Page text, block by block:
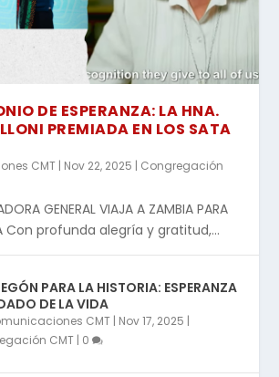
DE ESPERANZA: LA HNA.
PREMIADA EN LOS SATA
CMT | Nov 22, 2025 | Congregación
GENERAL VIAJA A ZAMBIA PARA
Con profunda alegría y gratitud,...
PARA LA HISTORIA: ESPERANZA
DE LA VIDA
CMT | Nov 17, 2025 |
CMT | 0